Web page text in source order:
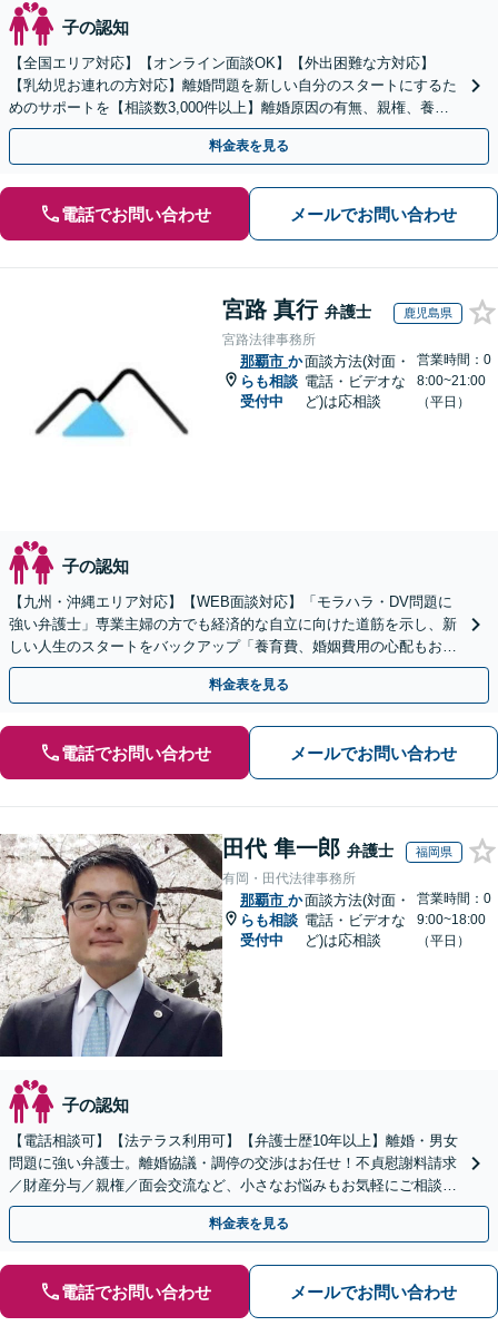
子の認知
【全国エリア対応】【オンライン面談OK】【外出困難な方対応】
【乳幼児お連れの方対応】離婚問題を新しい自分のスタートにするた
めのサポートを【相談数3,000件以上】離婚原因の有無、親権、養育
費、財産分与、慰謝料請求【夜間・休日相談可】
料金表を見る
電話でお問い合わせ メールでお問い合わせ
宮路 真行 弁護士 鹿児島県
宮路法律事務所
那覇市 か
らも相談
受付中
面談方法(対面・
電話・ビデオな
ど)は応相談
営業時間：0
8:00~21:00
（平日）
子の認知
【九州・沖縄エリア対応】【WEB面談対応】「モラハラ・DV問題に
強い弁護士」専業主婦の方でも経済的な自立に向けた道筋を示し、新
しい人生のスタートをバックアップ「養育費、婚姻費用の心配もお任
せ」経営者特有の離婚問題に対応【休日・夜間相談可】
料金表を見る
電話でお問い合わせ メールでお問い合わせ
田代 隼一郎 弁護士 福岡県
有岡・田代法律事務所
那覇市 か
らも相談
受付中
面談方法(対面・
電話・ビデオな
ど)は応相談
営業時間：0
9:00~18:00
（平日）
子の認知
【電話相談可】【法テラス利用可】【弁護士歴10年以上】離婚・男女
問題に強い弁護士。離婚協議・調停の交渉はお任せ！不貞慰謝料請求
／財産分与／親権／面会交流など、小さなお悩みもお気軽にご相談く
ださい【夜間・休日面談可】【完全個室】【赤坂駅1分】
料金表を見る
電話でお問い合わせ メールでお問い合わせ